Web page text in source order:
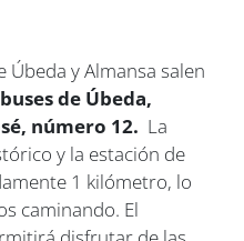
Úbeda y Almansa salen
de Úbeda,
número 12. La
y la estación de
1 kilómetro, lo
caminando. El